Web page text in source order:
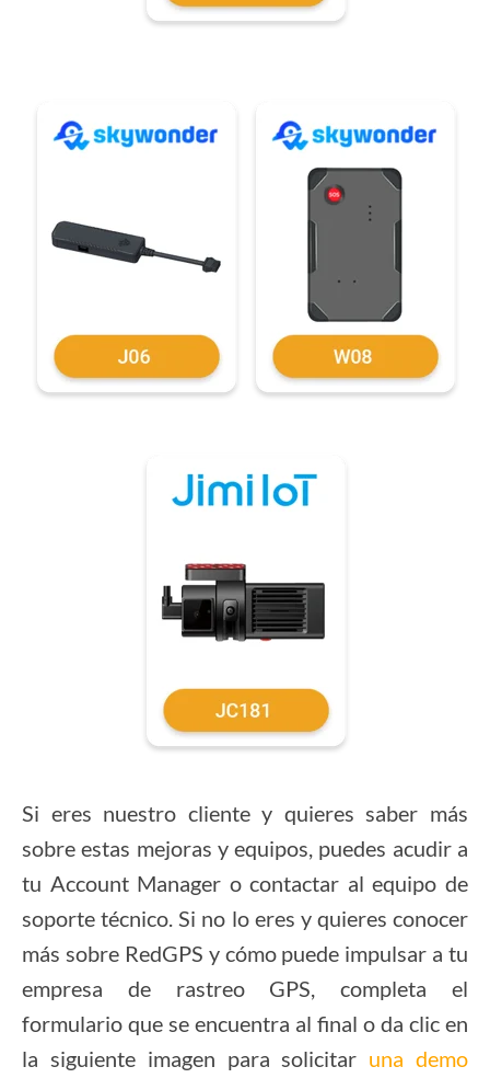
Si eres nuestro cliente y quieres saber más
sobre estas mejoras y equipos, puedes acudir a
tu Account Manager o contactar al equipo de
soporte técnico . Si no lo eres y quieres conocer
más sobre RedGPS y cómo puede impulsar a tu
empresa de rastreo GPS, completa el
formulario que se encuentra al final o da clic en
la siguiente imagen para solicitar una demo